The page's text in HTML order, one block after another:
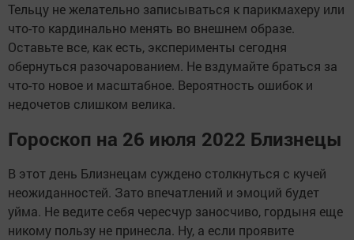
Тельцу не желательно записываться к парикмахеру или
что-то кардинально менять во внешнем образе.
Оставьте все, как есть, эксперименты сегодня
обернуться разочарованием. Не вздумайте браться за
что-то новое и масштабное. Вероятность ошибок и
недочетов слишком велика.
Гороскоп на 26 июля 2022 Близнецы
В этот день Близнецам суждено столкнуться с кучей
неожиданностей. Зато впечатлений и эмоций будет
уйма. Не ведите себя чересчур заносчиво, гордыня еще
никому пользу не принесла. Ну, а если проявите